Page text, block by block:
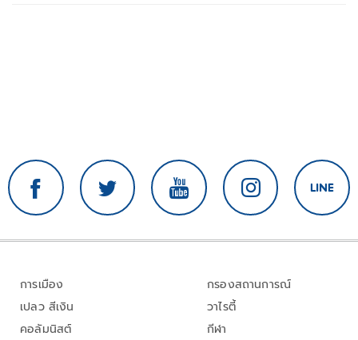
การเมือง
เปลว สีเงิน
คอลัมนิสต์
กรองสถานการณ์
วาไรตี้
กีฬา